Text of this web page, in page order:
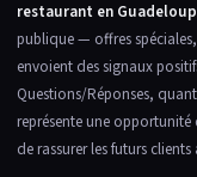
restaurant en
publique — offres
envoient des signaux
Questions/Réponses,
représente une
de rassurer les futurs